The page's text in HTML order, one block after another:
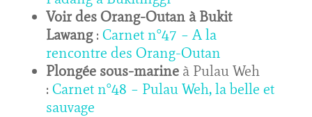
Voir des Orang-Outan à Bukit
Lawang: Carnet n°47 – A la
rencontre des Orang-Outan
Plongée sous-marineà Pulau Weh
: Carnet n°48 – Pulau Weh, la belle et
sauvage